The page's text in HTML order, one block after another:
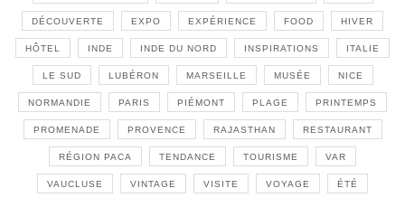
DÉCOUVERTE EXPO EXPÉRIENCE FOOD HIVER
HÔTEL INDE INDE DU NORD INSPIRATIONS ITALIE
LE SUD LUBÉRON MARSEILLE MUSÉE NICE
NORMANDIE PARIS PIÉMONT PLAGE PRINTEMPS
PROMENADE PROVENCE RAJASTHAN RESTAURANT
RÉGION PACA TENDANCE TOURISME VAR
VAUCLUSE VINTAGE VISITE VOYAGE ÉTÉ